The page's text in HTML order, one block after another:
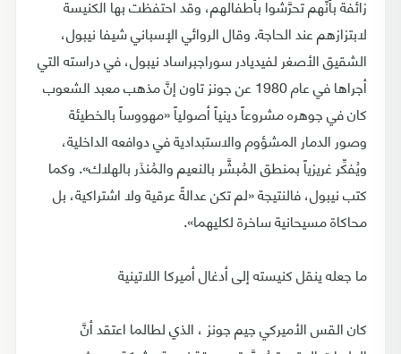
زائفة بأنَّهم تحرَّشوا بأطفالهم، وقد احتفظت بها الكنيسة
لابتزازهم عند الحاجة. وقال الروائي الإسباني شيفا نيبول،
الشقيق الأصغر لفيديادر سوراجبراساد نيبول، في دراسته التي
أجراها في عام 1980 عن جونز تاون إنَّ مذهب معبد الشعوب
كان في جوهره مشروعاً دينياً أصولياً «مهووساً بالخطيئة
وصور الدمار المشؤوم والاستبدادية في دوافعه الداخلية،
ويُفكِّر غريزياً بمنطق المُبشَّر بالنعيم والمُنذَر بالهلاك». وكما
كتب نيبول، فالنتيجة «لم تكن عدالةً عرقية ولا اشتراكية، بل
محاكاة مسيحانية ساخرة لكليهما».
ما جعله ينقل كنيسته إلى أدغال أميركا اللاتينية
كان القس الأميركي جيم جونز ، الذي لطالما اعتقد أنَّ